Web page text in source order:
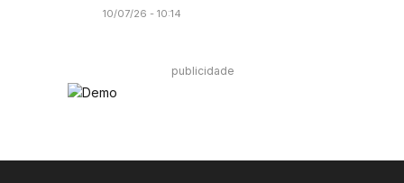
10/07/26 - 10:14
publicidade